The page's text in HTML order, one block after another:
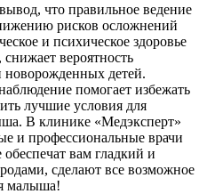
что правильное ведение
рисков осложнений
и психическое здоровье
вероятность
новорожденных детей.
помогает избежать
лучшие условия для
В клинике «Медэксперт»
и профессиональные врачи
обеспечат вам гладкий и
сделают все возможное
малыша!